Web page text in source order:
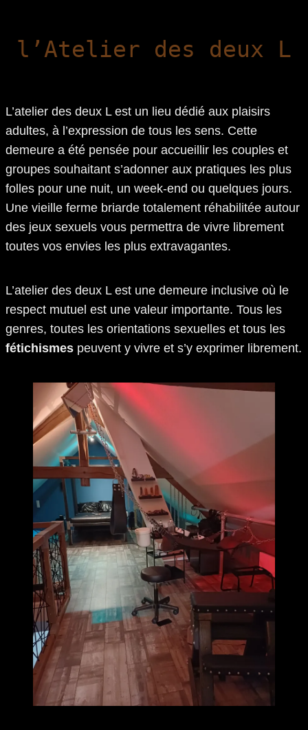
l’Atelier des deux L
L’atelier des deux L est un lieu dédié aux plaisirs
adultes, à l’expression de tous les sens. Cette
demeure a été pensée pour accueillir les couples et
groupes souhaitant s’adonner aux pratiques les plus
folles pour une nuit, un week-end ou quelques jours.
Une vieille ferme briarde totalement réhabilitée autour
des jeux sexuels vous permettra de vivre librement
toutes vos envies les plus extravagantes.
L’atelier des deux L est une demeure inclusive où le
respect mutuel est une valeur importante. Tous les
genres, toutes les orientations sexuelles et tous les
fétichismes peuvent y vivre et s’y exprimer librement.